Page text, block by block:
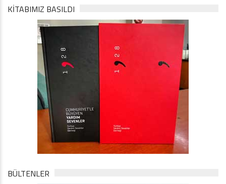
KİTABIMIZ BASILDI
BÜLTENLER